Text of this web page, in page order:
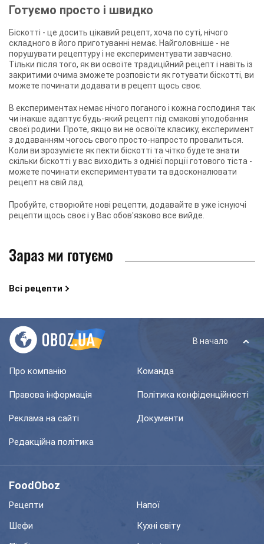
Готуємо просто і швидко
Біскотті - це досить цікавий рецепт, хоча по суті, нічого
складного в його приготуванні немає. Найголовніше - не
порушувати рецептуру і не експериментувати завчасно.
Тільки після того, як ви освоїте традиційний рецепт і навіть із
закритими очима зможете розповісти як готувати біскотті, ви
можете починати додавати в рецепт щось своє.
В експериментах немає нічого поганого і кожна господиня так
чи інакше адаптує будь-який рецепт під смакові уподобання
своєї родини. Проте, якщо ви не освоїте класику, експеримент
з додаванням чогось свого просто-напросто провалиться.
Коли ви зрозумієте як пекти біскотті та чітко будете знати
скільки біскотті у вас виходить з однієї порції готового тіста -
можете починати експериментувати та вдосконалювати
рецепт на свій лад.
Пробуйте, створюйте нові рецепти, додавайте в уже існуючі
рецепти щось своє і у Вас обов'язково все вийде.
Зараз ми готуємо
Всі рецепти
В начало
Про компанію Команда
Правова інформація Політика конфіденційності
Реклама на сайті Документи
Редакційна політика
FoodOboz
Рецепти
Напої
Шефи
Кухні світу